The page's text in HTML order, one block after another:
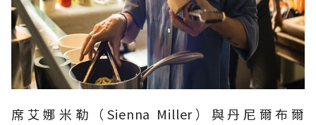
席艾娜米勒（Sienna Miller）與丹尼爾布爾